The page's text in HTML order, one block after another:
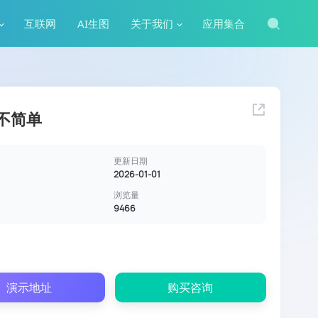
互联网 AI生图 关于我们 应用集合
简单
更新日期
2026-01-01
浏览量
9466
演示地址 购买咨询